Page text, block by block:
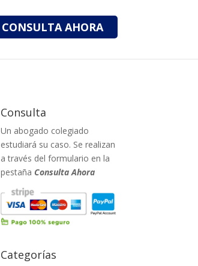
CONSULTA AHORA
Consulta
Un abogado colegiado
estudiará su caso. Se realizan
a través del formulario en la
pestaña Consulta Ahora
Categorías